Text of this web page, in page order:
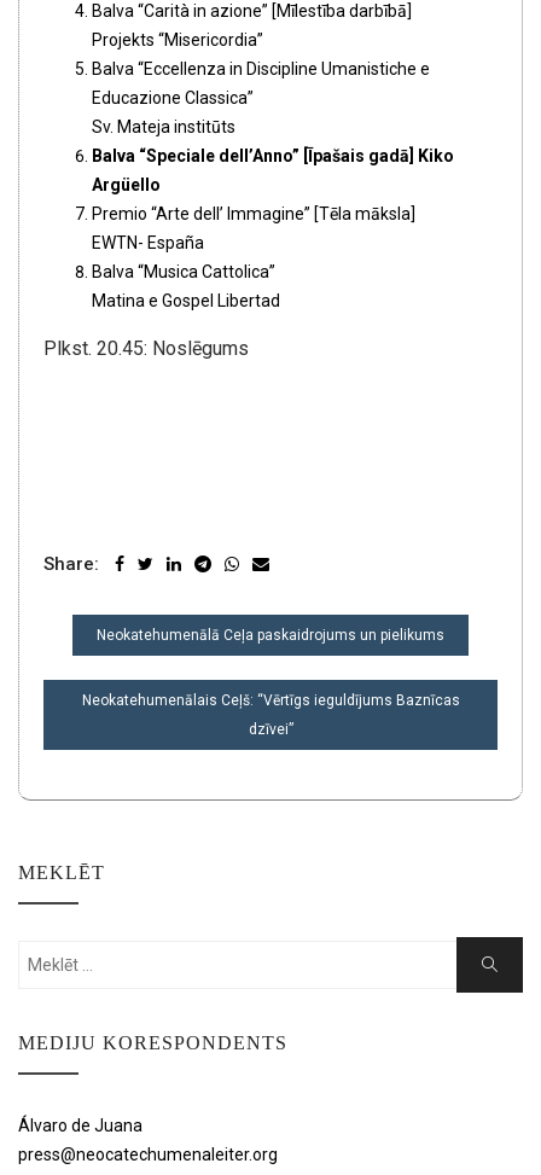
Balva “Carità in azione” [Mīlestība darbībā]
Projekts “Misericordia”
Balva “Eccellenza in Discipline Umanistiche e
Educazione Classica”
Sv. Mateja institūts
Balva “Speciale dell’Anno” [Īpašais gadā] Kiko
Argüello
Premio “Arte dell’ Immagine” [Tēla māksla]
EWTN- España
Balva “Musica Cattolica”
Matina e Gospel Libertad
Plkst. 20.45: Noslēgums
Share:
POST
NAVIGATION
Neokatehumenālā Ceļa paskaidrojums un pielikums
Neokatehumenālais Ceļš: “Vērtīgs ieguldījums Baznīcas
dzīvei”
MEKLĒT
Search
Search
MEDIJU KORESPONDENTS
Álvaro de Juana
press@neocatechumenaleiter.org